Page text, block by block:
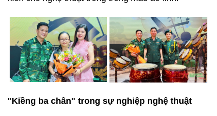
"Kiềng ba chân" trong sự nghiệp nghệ thuật